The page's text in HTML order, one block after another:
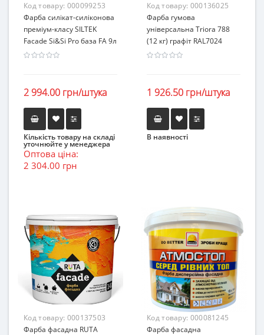
Код товару: 000099253
Фарба силікат-силіконова
преміум-класу SILTEK
Facade Si&Si Pro база FА 9л
2 994.00 грн/штука
Кількість товару на складі
уточнюйте у менеджера
Оптова ціна:
2 304.00 грн
Код товару: 000136025
Фарба гумова
універсальна Triora 788
(12 кг) графіт RAL7024
1 926.50 грн/штука
В наявності
Код товару: 000137503
Фарба фасадна RUTA
Код товару: 000081245
Фарба фасадна